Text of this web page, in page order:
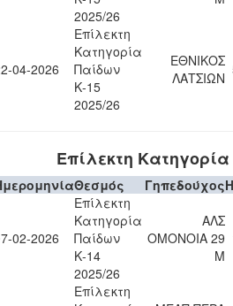
2025/26
04-2026
Επίλεκτη
Κατηγορία
Παίδων
Κ-15
2025/26
ΕΘΝΙΚΟΣ
ΛΑΤΣΙΩΝ
Επίλεκτη
Θεσμός ΓηπεδούχοςH
02-2026
Επίλεκτη
Κατηγορία
Παίδων
Κ-14
2025/26
ΑΛΣ
ΟΜΟΝΟΙΑ 29
Μ
Επίλεκτη